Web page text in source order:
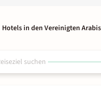
Hotels in den Vereinigten
suchen